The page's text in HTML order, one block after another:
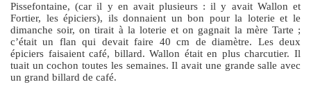
Pissefontaine, (car il y en avait plusieurs : il y avait Wallon et
Fortier, les épiciers), ils donnaient un bon pour la loterie et le
dimanche soir, on tirait à la loterie et on gagnait la mère Tarte ;
c’était un flan qui devait faire 40 cm de diamètre. Les deux
épiciers faisaient café, billard. Wallon était en plus charcutier. Il
tuait un cochon toutes les semaines. Il avait une grande salle avec
un grand billard de café.